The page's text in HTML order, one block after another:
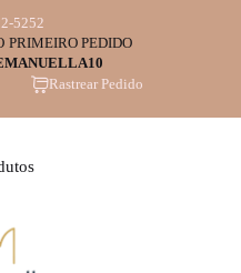
5252
PRIMEIRO PEDIDO
Rastrear Pedido
in